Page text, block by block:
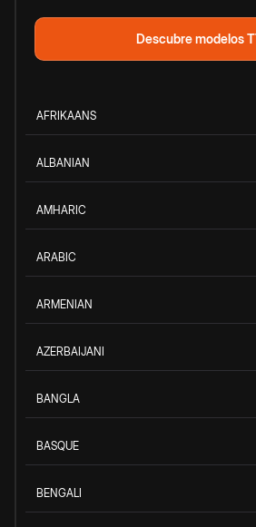
Descubre modelos
AFRIKAANS
ALBANIAN
AMHARIC
ARABIC
ARMENIAN
AZERBAIJANI
BANGLA
BASQUE
BENGALI